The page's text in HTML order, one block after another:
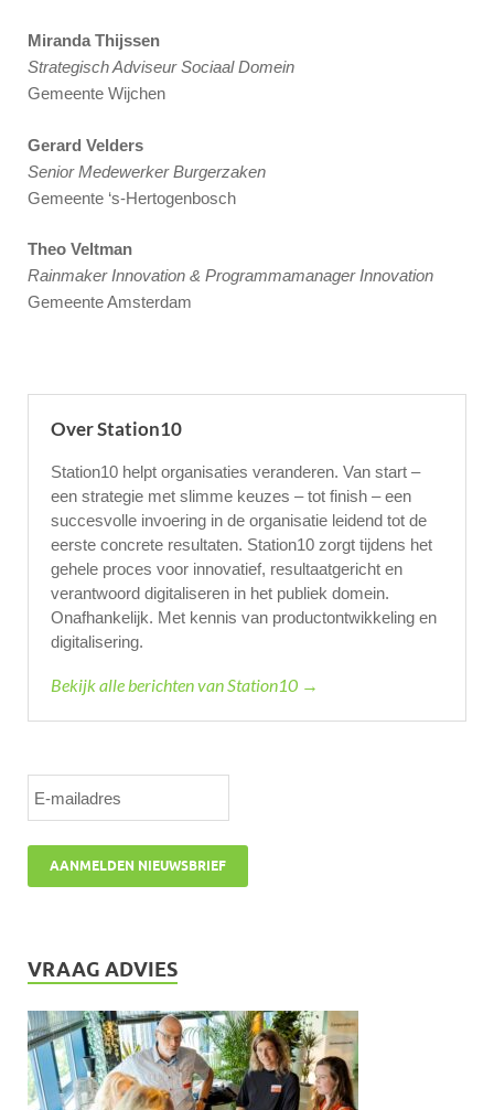
Miranda Thijssen
Strategisch Adviseur Sociaal Domein
Gemeente Wijchen
Gerard Velders
Senior Medewerker Burgerzaken
Gemeente ‘s-Hertogenbosch
Theo Veltman
Rainmaker Innovation & Programmamanager Innovation
Gemeente Amsterdam
Over Station10
Station10 helpt organisaties veranderen. Van start –
een strategie met slimme keuzes – tot finish – een
succesvolle invoering in de organisatie leidend tot de
eerste concrete resultaten. Station10 zorgt tijdens het
gehele proces voor innovatief, resultaatgericht en
verantwoord digitaliseren in het publiek domein.
Onafhankelijk. Met kennis van productontwikkeling en
digitalisering.
Bekijk alle berichten van Station10 →
VRAAG ADVIES